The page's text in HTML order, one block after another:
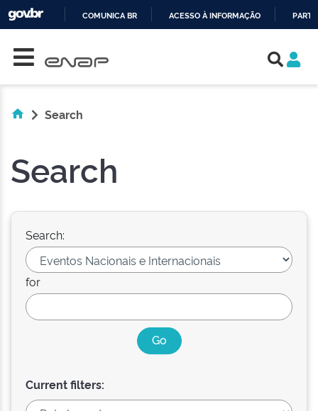
COMUNICA BR ACESSO À INFORMAÇÃO
Search
Search
Search:
for
Current filters: